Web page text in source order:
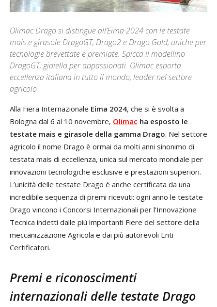
Olimac Drago si distingue all’Eima 2024 con le testate
mais e girasole DragoGT, Drago2 e Drago Gold, uniche per
tecnologie brevettate e premiate. Spicca il modellino
DragoGT, gioiello per appassionati. Olimac esporta
eccellenza italiana in tutto il mondo, leader nel settore
agricolo
Alla Fiera Internazionale Eima 2024, che si è svolta a
Bologna dal 6 al 10 novembre, Olimac ha esposto le
testate mais e girasole della gamma Drago. Nel settore
agricolo il nome Drago è ormai da molti anni sinonimo di
testata mais di eccellenza, unica sul mercato mondiale per
innovazioni tecnologiche esclusive e prestazioni superiori.
L’unicità delle testate Drago è anche certificata da una
incredibile sequenza di premi ricevuti: ogni anno le testate
Drago vincono i Concorsi Internazionali per l’Innovazione
Tecnica indetti dalle più importanti Fiere del settore della
meccanizzazione Agricola e dai più autorevoli Enti
Certificatori.
Premi e riconoscimenti
internazionali delle testate Drago